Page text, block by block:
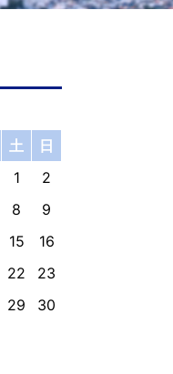
土
日
1
2
8
9
15
16
22
23
29
30